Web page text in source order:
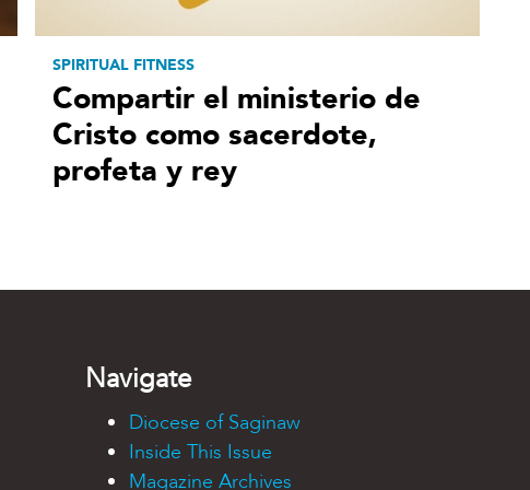
SPIRITUAL FITNESS
Compartir el ministerio de
Cristo como sacerdote,
profeta y rey
Navigate
Diocese of Saginaw
Inside This Issue
Magazine Archives